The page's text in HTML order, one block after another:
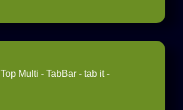
Top Multi - TabBar - tab it -